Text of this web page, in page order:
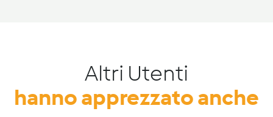
Altri Utenti
hanno apprezzato anche